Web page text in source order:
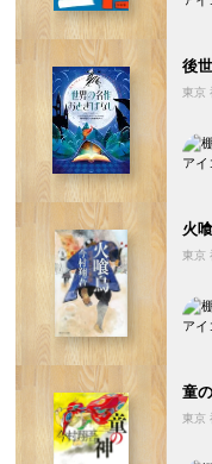
後
東京
火
東京
童
東京